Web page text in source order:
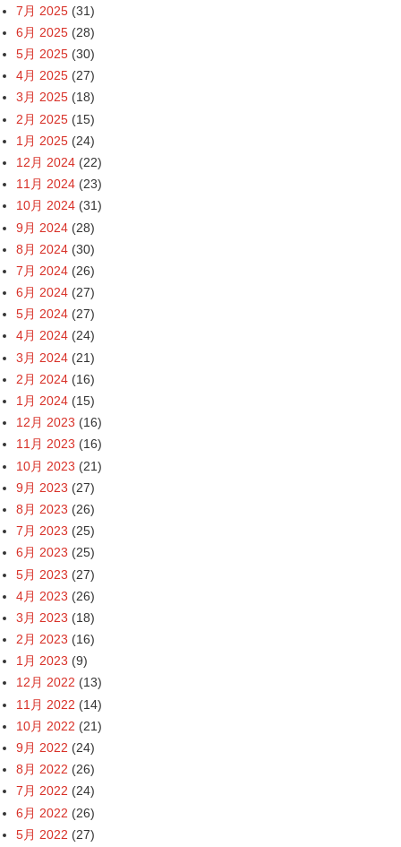
7月 2025 (31)
6月 2025 (28)
5月 2025 (30)
4月 2025 (27)
3月 2025 (18)
2月 2025 (15)
1月 2025 (24)
12月 2024 (22)
11月 2024 (23)
10月 2024 (31)
9月 2024 (28)
8月 2024 (30)
7月 2024 (26)
6月 2024 (27)
5月 2024 (27)
4月 2024 (24)
3月 2024 (21)
2月 2024 (16)
1月 2024 (15)
12月 2023 (16)
11月 2023 (16)
10月 2023 (21)
9月 2023 (27)
8月 2023 (26)
7月 2023 (25)
6月 2023 (25)
5月 2023 (27)
4月 2023 (26)
3月 2023 (18)
2月 2023 (16)
1月 2023 (9)
12月 2022 (13)
11月 2022 (14)
10月 2022 (21)
9月 2022 (24)
8月 2022 (26)
7月 2022 (24)
6月 2022 (26)
5月 2022 (27)